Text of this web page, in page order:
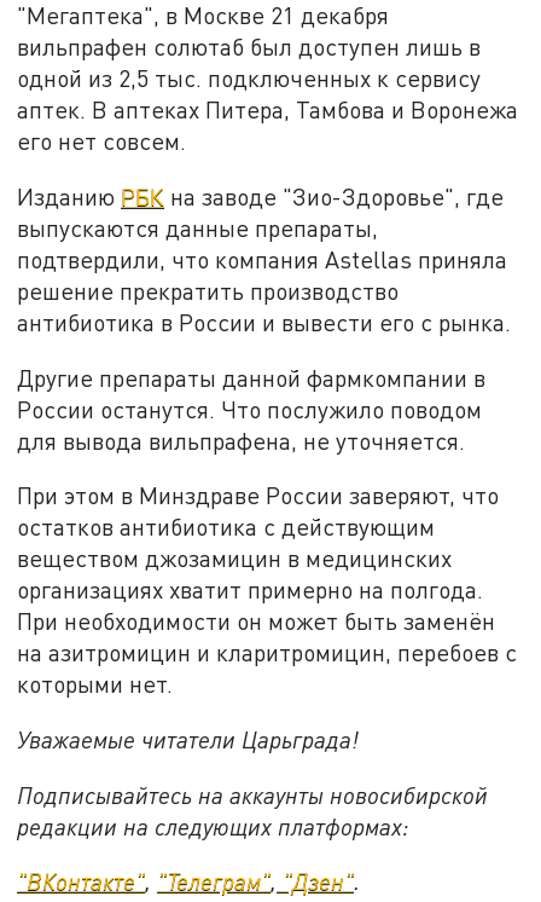
"Мегаптека", в Москве 21 декабря
вильпрафен солютаб был доступен лишь в
одной из 2,5 тыс. подключенных к сервису
аптек. В аптеках Питера, Тамбова и Воронежа
его нет совсем.
Изданию РБК на заводе "Зио-Здоровье", где
выпускаются данные препараты,
подтвердили, что компания Astellas приняла
решение прекратить производство
антибиотика в России и вывести его с рынка.
Другие препараты данной фармкомпании в
России останутся. Что послужило поводом
для вывода вильпрафена, не уточняется.
При этом в Минздраве России заверяют, что
остатков антибиотика с действующим
веществом джозамицин в медицинских
организациях хватит примерно на полгода.
При необходимости он может быть заменён
на азитромицин и кларитромицин, перебоев с
которыми нет.
Уважаемые читатели Царьграда!
Подписывайтесь на аккаунты новосибирской
редакции на следующих платформах:
"ВКонтакте", "Телеграм", "Дзен".